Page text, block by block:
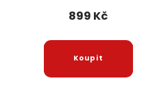
899 Kč